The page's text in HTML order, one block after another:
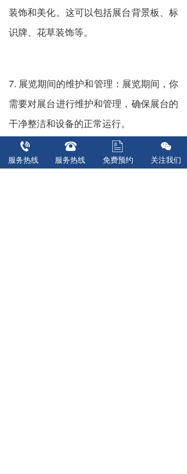
装饰和美化。这可以包括展台背景板、标
识牌、花草装饰等。
7. 展览期间的维护和管理：展览期间，你
需要对展台进行维护和管理，确保展台的
干净整洁和设备的正常运行。
服务热线 免费预约 关注我们